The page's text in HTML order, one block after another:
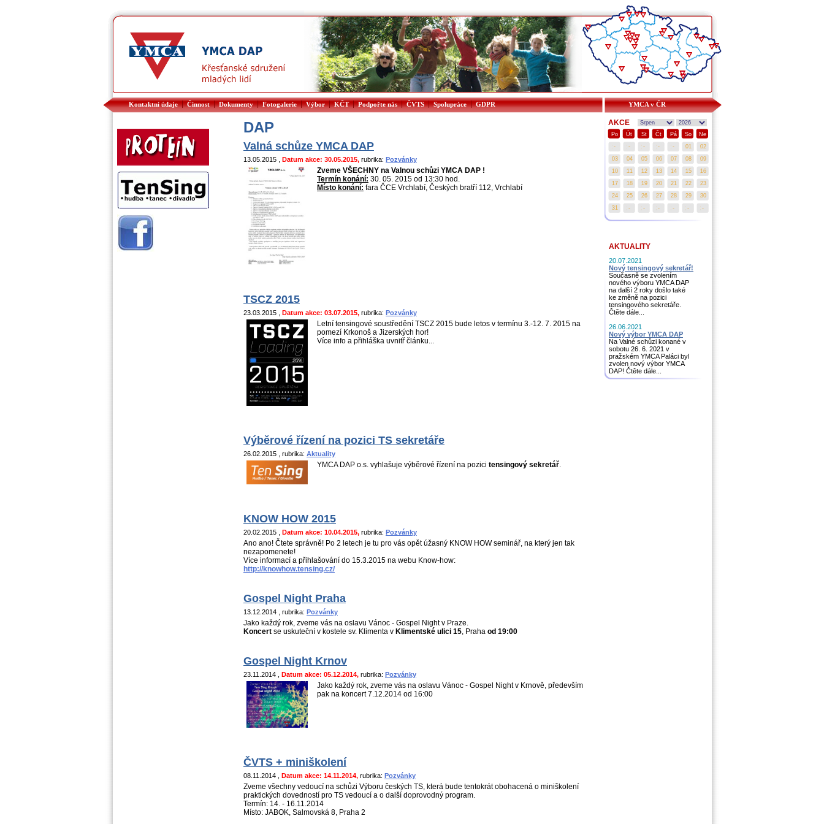
DAP
Valná schůze YMCA DAP
13.05.2015 Datum akce: 30.05.2015, rubrika: Pozvánky
Zveme VŠECHNY na Valnou schůzi YMCA DAP !
Termín konání: 30. 05. 2015 od 13:30 hod.
Místo konání: fara ČCE Vrchlabí, Českých bratří 112, Vrchlabí
TSCZ 2015
23.03.2015 Datum akce: 03.07.2015, rubrika: Pozvánky
Letní tensingové soustředění TSCZ 2015 bude letos v termínu 3.-12. 7. 2015 na
pomezí Krkonoš a Jizerských hor!
Více info a přihláška uvnitř článku...
Výběrové řízení na pozici TS sekretáře
26.02.2015 , rubrika: Aktuality
YMCA DAP o.s. vyhlašuje výběrové řízení na pozici tensingový sekretář.
KNOW HOW 2015
20.02.2015 Datum akce: 10.04.2015, rubrika: Pozvánky
Ano ano! Čtete správně! Po 2 letech je tu pro vás opět úžasný KNOW HOW seminář, na který jen tak
nezapomenete!
Více informací a přihlašování do 15.3.2015 na webu Know-how:
http://knowhow.tensing.cz/
Gospel Night Praha
13.12.2014 , rubrika: Pozvánky
Jako každý rok, zveme vás na oslavu Vánoc - Gospel Night v Praze.
Koncert se uskuteční v kostele sv. Klimenta v Klimentské ulici 15, Praha od 19:00
Gospel Night Krnov
23.11.2014 Datum akce: 05.12.2014, rubrika: Pozvánky
Jako každý rok, zveme vás na oslavu Vánoc - Gospel Night v Krnově, především
pak na koncert 7.12.2014 od 16:00
ČVTS + miniškolení
08.11.2014 Datum akce: 14.11.2014, rubrika: Pozvánky
Zveme všechny vedoucí na schůzi Výboru českých TS, která bude tentokrát obohacená o miniškolení
praktických dovedností pro TS vedoucí a o další doprovodný program.
Termín: 14. - 16.11.2014
Místo: JABOK, Salmovská 8, Praha 2
AKCE
Po Út St Čt Pá So Ne
AKTUALITY
20.07.2021
Nový tensingový sekretář!
Současně se zvolením
nového výboru YMCA DAP
na další 2 roky došlo také
ke změně na pozici
tensingového sekretáře.
Čtěte dále...
26.06.2021
Nový výbor YMCA DAP
Na Valné schůzi konané v
sobotu 26. 6. 2021 v
pražském YMCA Paláci byl
zvolen nový výbor YMCA
DAP! Čtěte dále...
Kontaktní údaje | Činnost | Dokumenty | Fotogalerie | Výbor | KČT | Podpořte nás | ČVTS | Spolupráce | GDPR YMCA v ČR